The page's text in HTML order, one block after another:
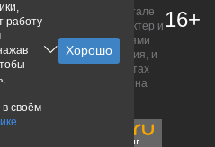
размещенная на портале
ознакомительный характер и
положениями
и полного описания, и
уточняйте на сайтах
Исключительное право на
16+
работу
своём